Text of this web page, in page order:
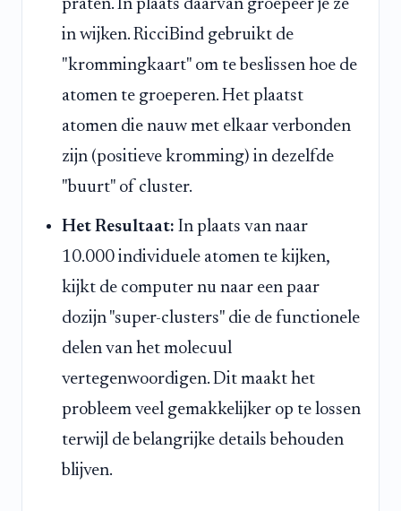
praten. In plaats daarvan groepeer je ze
in wijken. RicciBind gebruikt de
"krommingkaart" om te beslissen hoe de
atomen te groeperen. Het plaatst
atomen die nauw met elkaar verbonden
zijn (positieve kromming) in dezelfde
"buurt" of cluster.
Het Resultaat: In plaats van naar
10.000 individuele atomen te kijken,
kijkt de computer nu naar een paar
dozijn "super-clusters" die de functionele
delen van het molecuul
vertegenwoordigen. Dit maakt het
probleem veel gemakkelijker op te lossen
terwijl de belangrijke details behouden
blijven.